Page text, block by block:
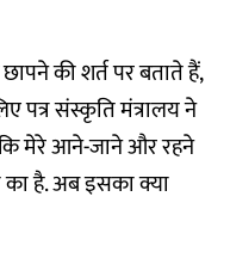
की शर्त पर बताते हैं,
संस्कृति मंत्रालय ने
कि मेरे आने-जाने और रहने
का है. अब इसका क्या